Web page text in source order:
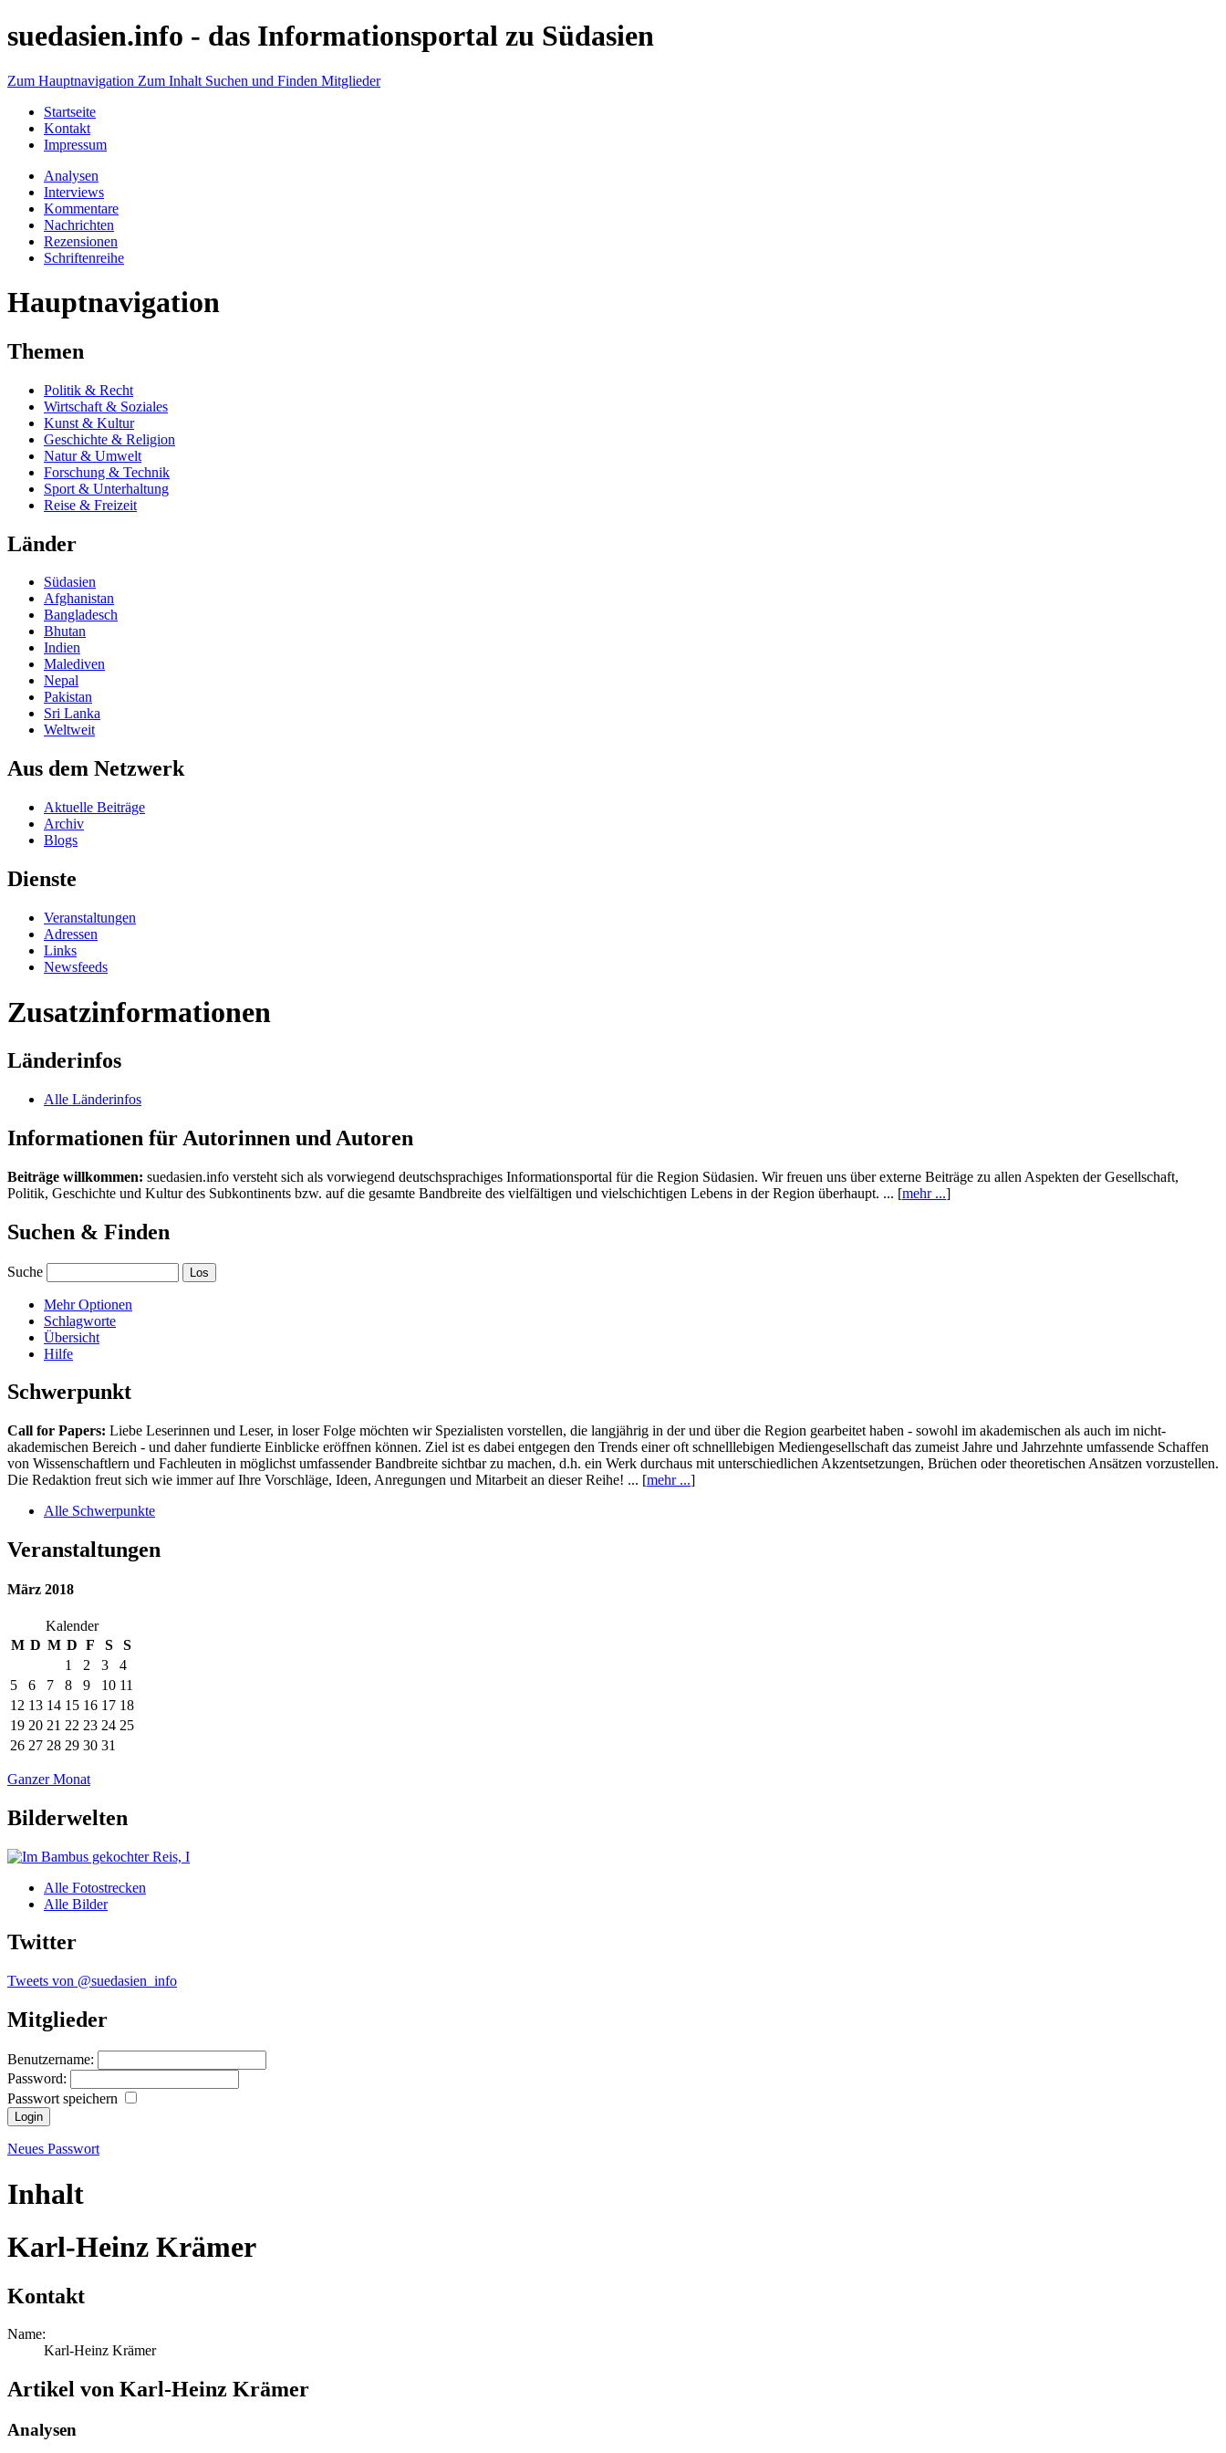
suedasien.info - das Informationsportal zu Südasien
Zum Hauptnavigation Zum Inhalt Suchen und Finden Mitglieder
Startseite
Kontakt
Impressum
Analysen
Interviews
Kommentare
Nachrichten
Rezensionen
Schriftenreihe
Hauptnavigation
Themen
Politik & Recht
Wirtschaft & Soziales
Kunst & Kultur
Geschichte & Religion
Natur & Umwelt
Forschung & Technik
Sport & Unterhaltung
Reise & Freizeit
Länder
Südasien
Afghanistan
Bangladesch
Bhutan
Indien
Malediven
Nepal
Pakistan
Sri Lanka
Weltweit
Aus dem Netzwerk
Aktuelle Beiträge
Archiv
Blogs
Dienste
Veranstaltungen
Adressen
Links
Newsfeeds
Zusatzinformationen
Länderinfos
Alle Länderinfos
Informationen für Autorinnen und Autoren
Beiträge willkommen: suedasien.info versteht sich als vorwiegend deutschsprachiges Informationsportal für die Region Südasien. Wir freuen uns über externe Beiträge zu allen Aspekten der Gesellschaft,
Politik, Geschichte und Kultur des Subkontinents bzw. auf die gesamte Bandbreite des vielfältigen und vielschichtigen Lebens in der Region überhaupt. ... [mehr ...]
Suchen & Finden
Suche
Mehr Optionen
Schlagworte
Übersicht
Hilfe
Schwerpunkt
Call for Papers: Liebe Leserinnen und Leser, in loser Folge möchten wir Spezialisten vorstellen, die langjährig in der und über die Region gearbeitet haben - sowohl im akademischen als auch im nicht-
akademischen Bereich - und daher fundierte Einblicke eröffnen können. Ziel ist es dabei entgegen den Trends einer oft schnelllebigen Mediengesellschaft das zumeist Jahre und Jahrzehnte umfassende Schaffen
von Wissenschaftlern und Fachleuten in möglichst umfassender Bandbreite sichtbar zu machen, d.h. ein Werk durchaus mit unterschiedlichen Akzentsetzungen, Brüchen oder theoretischen Ansätzen vorzustellen.
Die Redaktion freut sich wie immer auf Ihre Vorschläge, Ideen, Anregungen und Mitarbeit an dieser Reihe! ... [mehr ...]
Alle Schwerpunkte
Veranstaltungen
März 2018
Kalender
M D M D F S
S
1
2 3
4
5
6 7 8 9 10 11
12 13 14 15 16 17 18
19 20 21 22 23 24 25
26 27 28 29 30 31
Ganzer Monat
Bilderwelten
Alle Fotostrecken
Alle Bilder
Twitter
Tweets von @suedasien_info
Mitglieder
Benutzername:
Password:
Passwort speichern
Neues Passwort
Inhalt
Karl-Heinz Krämer
Kontakt
Name:
Karl-Heinz Krämer
Artikel von Karl-Heinz Krämer
Analysen